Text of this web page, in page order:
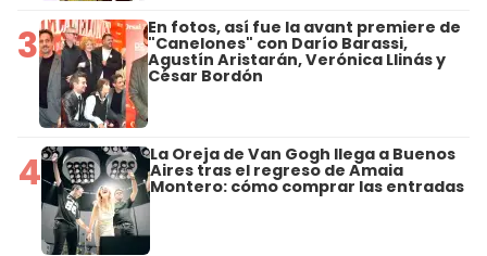
3 En fotos, así fue la avant premiere de
"Canelones" con Darío Barassi,
Agustín Aristarán, Verónica Llinás y
César Bordón
4 La Oreja de Van Gogh llega a Buenos
Aires tras el regreso de Amaia
Montero: cómo comprar las entradas